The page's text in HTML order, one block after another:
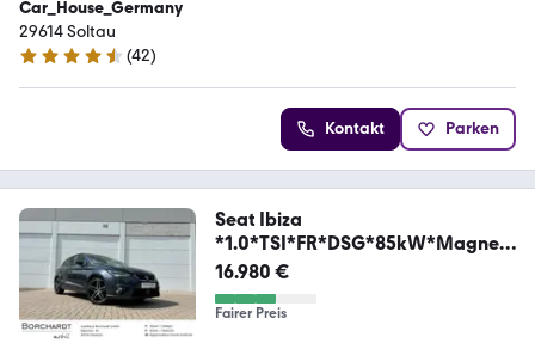
Car_House_Germany
29614 Soltau
4.4 Sterne
(42)
Kontakt Parken
Seat Ibiza
*1.0*TSI*FR*DSG*85kW*Magneti
c-Tech*
16.980 €
Fairer Preis